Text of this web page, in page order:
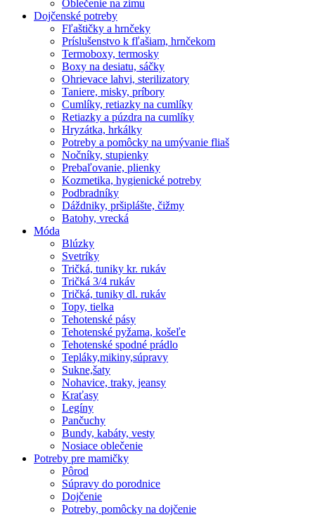
Oblečenie na zimu
Dojčenské potreby
Fľaštičky a hrnčeky
Príslušenstvo k fľašiam, hrnčekom
Termoboxy, termosky
Boxy na desiatu, sáčky
Ohrievace lahvi, sterilizatory
Taniere, misky, príbory
Cumlíky, retiazky na cumlíky
Retiazky a púzdra na cumlíky
Hryzátka, hrkálky
Potreby a pomôcky na umývanie fliaš
Nočníky, stupienky
Prebaľovanie, plienky
Kozmetika, hygienické potreby
Podbradníky
Dáždniky, pršiplášte, čižmy
Batohy, vrecká
Móda
Blúzky
Svetríky
Tričká, tuniky kr. rukáv
Tričká 3/4 rukáv
Tričká, tuniky dl. rukáv
Topy, tielka
Tehotenské pásy
Tehotenské pyžama, košeľe
Tehotenské spodné prádlo
Tepláky,mikiny,súpravy
Sukne,šaty
Nohavice, traky, jeansy
Kraťasy
Legíny
Pančuchy
Bundy, kabáty, vesty
Nosiace oblečenie
Potreby pre mamičky
Pôrod
Súpravy do porodnice
Dojčenie
Potreby, pomôcky na dojčenie